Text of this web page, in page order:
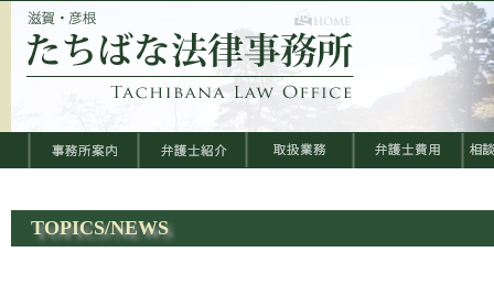
TOPICS/NEWS